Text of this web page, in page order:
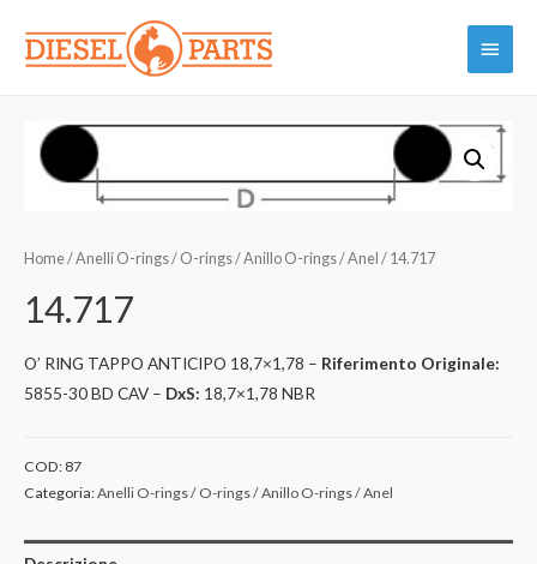
contenuto
Menu
Home/Anelli O-rings / O-rings / Anillo O-rings / Anel / 14.717
14.717
O’ RING TAPPO ANTICIPO 18,7×1,78 – Riferimento Originale:
5855-30 BD CAV – DxS: 18,7×1,78 NBR
COD:87
Categoria:Anelli O-rings / O-rings / Anillo O-rings / Anel